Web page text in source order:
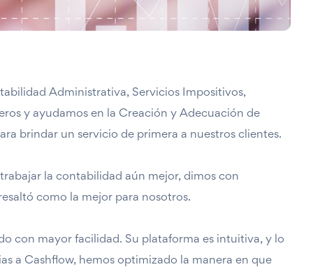
Administrativa, Servicios Impositivos,
y ayudamos en la Creación y Adecuación de
brindar un servicio de primera a nuestros clientes.
la contabilidad aún mejor, dimos con
como la mejor para nosotros.
con mayor facilidad. Su plataforma es intuitiva, y lo
a Cashflow, hemos optimizado la manera en que